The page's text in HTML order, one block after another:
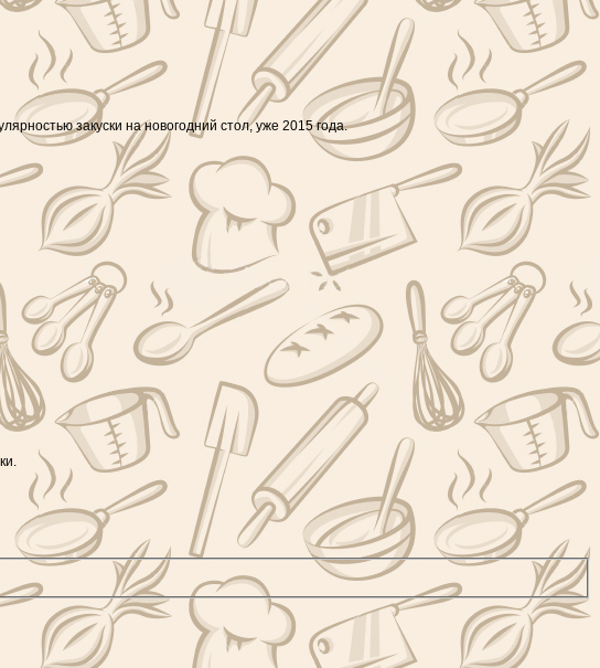
закуски на новогодний стол, уже 2015 года.